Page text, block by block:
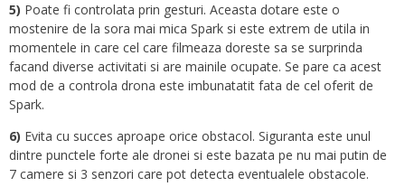
5) Poate fi controlata prin gesturi. Aceasta dotare este o
mostenire de la sora mai mica Spark si este extrem de utila in
momentele in care cel care filmeaza doreste sa se surprinda
facand diverse activitati si are mainile ocupate. Se pare ca acest
mod de a controla drona este imbunatatit fata de cel oferit de
Spark.
6) Evita cu succes aproape orice obstacol. Siguranta este unul
dintre punctele forte ale dronei si este bazata pe nu mai putin de
7 camere si 3 senzori care pot detecta eventualele obstacole.